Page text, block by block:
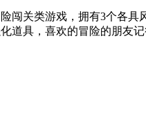
闯关类游戏，拥有3个各具
道具，喜欢的冒险的朋友记